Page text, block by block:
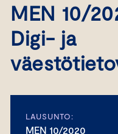
MEN 10/
Digi- ja
LAUSUNTO:
MEN 10/2020